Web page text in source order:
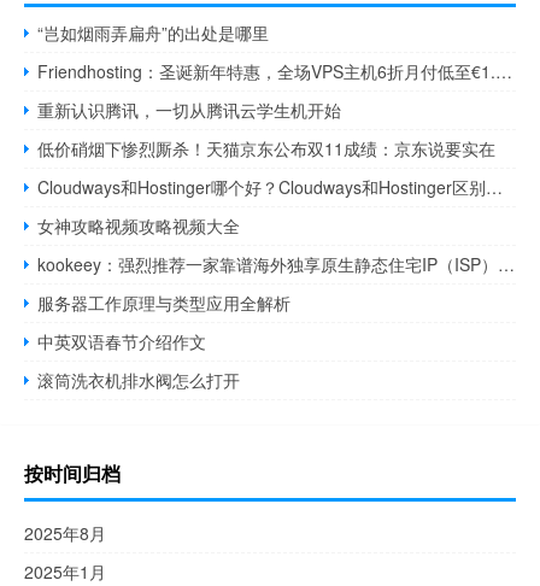
“岂如烟雨弄扁舟”的出处是哪里
Friendhosting：圣诞新年特惠，全场VPS主机6折月付低至€1.7，100Mbps带宽/不限流量，可选日本/美国/欧洲等13个机房
重新认识腾讯，一切从腾讯云学生机开始
低价硝烟下惨烈厮杀！天猫京东公布双11成绩：京东说要实在
Cloudways和Hostinger哪个好？Cloudways和Hostinger区别对比
女神攻略视频攻略视频大全
kookeey：强烈推荐一家靠谱海外独享原生静态住宅IP（ISP）服务商，双11大促活动开始了！
服务器工作原理与类型应用全解析
中英双语春节介绍作文
滚筒洗衣机排水阀怎么打开
按时间归档
2025年8月
2025年1月